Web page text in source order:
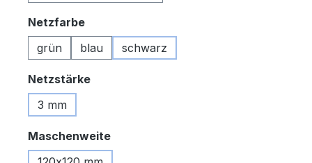
Netzfarbeauswählen
grün
blau schwarz
Netzstärkeauswählen
3 mm
Maschenweiteauswählen